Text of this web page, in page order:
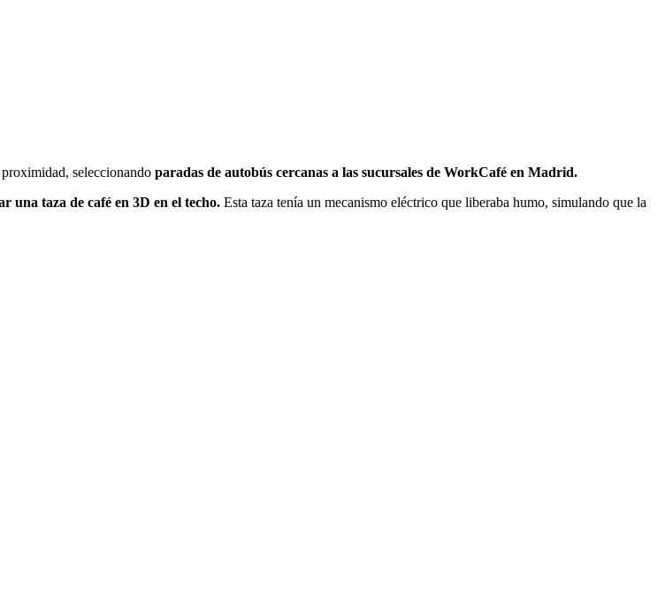
seleccionando paradas de autobús cercanas a las sucursales de WorkCafé en Madrid.
una taza de café en 3D en el techo. Esta taza tenía un mecanismo eléctrico que liberaba humo, simulando que la